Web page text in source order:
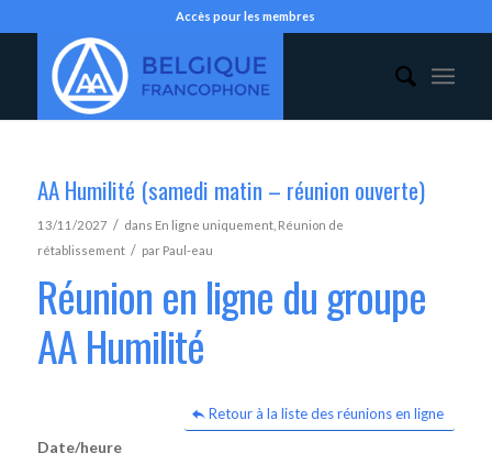
Accès pour les membres
AA Humilité (samedi matin – réunion ouverte)
13/11/2027 / dans En ligne uniquement, Réunion de
rétablissement / par Paul-eau
Réunion en ligne du groupe
AA Humilité
Retour à la liste des réunions en ligne
Date/heure